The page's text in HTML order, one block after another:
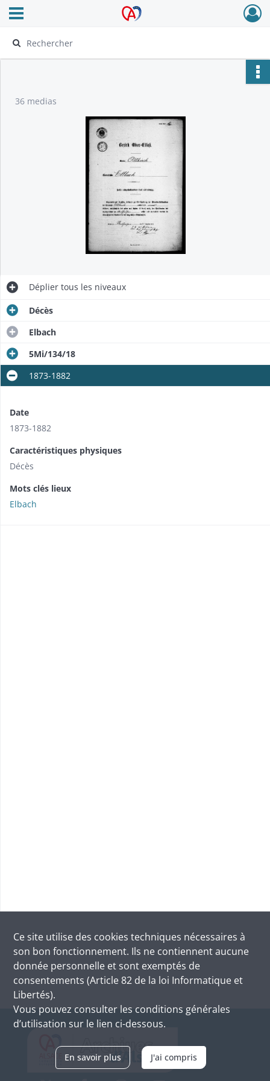
Archives Alsace - Colmar
Ouvrir le menu déroulant
36 medias
Déplier tous les niveaux
Décès
Elbach
5Mi/134/18
1873-1882
Date
1873-1882
Caractéristiques physiques
Décès
Mots clés lieux
Elbach
Ce site utilise des cookies techniques nécessaires à
son bon fonctionnement. Ils ne contiennent aucune
donnée personnelle et sont exemptés de
consentements (Article 82 de la loi Informatique et
Libertés).
Vous pouvez consulter les conditions générales
d’utilisation sur le lien ci-dessous.
En savoir plus J'ai compris